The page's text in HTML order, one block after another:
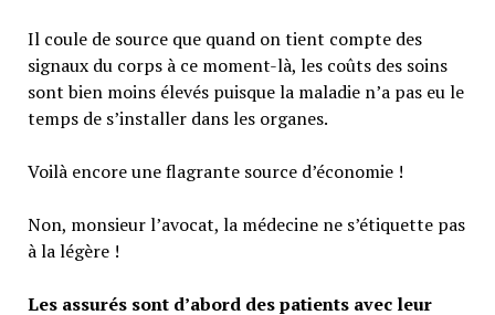
Il coule de source que quand on tient compte des
signaux du corps à ce moment-là, les coûts des soins
sont bien moins élevés puisque la maladie n’a pas eu le
temps de s’installer dans les organes.
Voilà encore une flagrante source d’économie !
Non, monsieur l’avocat, la médecine ne s’étiquette pas
à la légère !
Les assurés sont d’abord des patients avec leur